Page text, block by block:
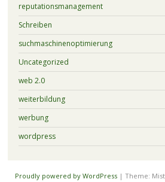
reputationsmanagement
Schreiben
suchmaschinenoptimierung
Uncategorized
web 2.0
weiterbildung
werbung
wordpress
Proudly powered by WordPress | Theme: